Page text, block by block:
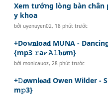
Xem tướng lòng bàn chân
y khoa
bởiuyenuyen02, 18 phút trước
+Do𝚠𝐧𝐥oa𝐝 MUNA -
{mp3 𝚛a𝓻 𝙰𝚕𝐛𝙪m}
bởimonicauoz, 28 phút trước
+𝙳𝙤wnl𝐨a𝐝 Owen Wilder -
m𝚙3}